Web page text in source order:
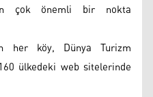
çok önemli bir nokta
her köy, Dünya Turizm
ülkedeki web sitelerinde